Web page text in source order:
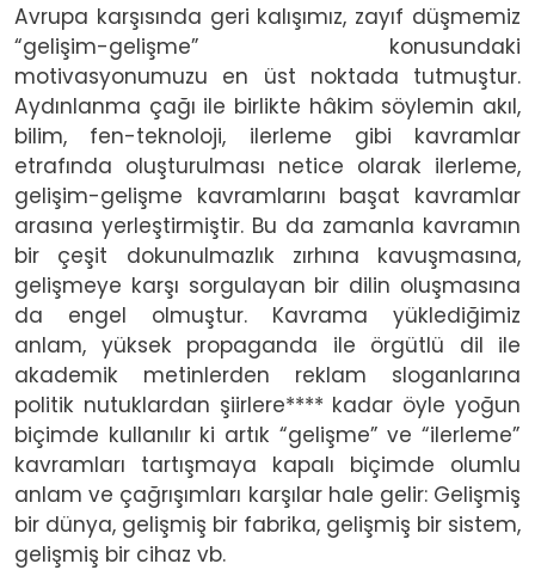
Avrupa karşısında geri kalışımız, zayıf düşmemiz
“gelişim-gelişme” konusundaki
motivasyonumuzu en üst noktada tutmuştur.
Aydınlanma çağı ile birlikte hâkim söylemin akıl,
bilim, fen-teknoloji, ilerleme gibi kavramlar
etrafında oluşturulması netice olarak ilerleme,
gelişim-gelişme kavramlarını başat kavramlar
arasına yerleştirmiştir. Bu da zamanla kavramın
bir çeşit dokunulmazlık zırhına kavuşmasına,
gelişmeye karşı sorgulayan bir dilin oluşmasına
da engel olmuştur. Kavrama yüklediğimiz
anlam, yüksek propaganda ile örgütlü dil ile
akademik metinlerden reklam sloganlarına
politik nutuklardan şiirlere**** kadar öyle yoğun
biçimde kullanılır ki artık “gelişme” ve “ilerleme”
kavramları tartışmaya kapalı biçimde olumlu
anlam ve çağrışımları karşılar hale gelir: Gelişmiş
bir dünya, gelişmiş bir fabrika, gelişmiş bir sistem,
gelişmiş bir cihaz vb.